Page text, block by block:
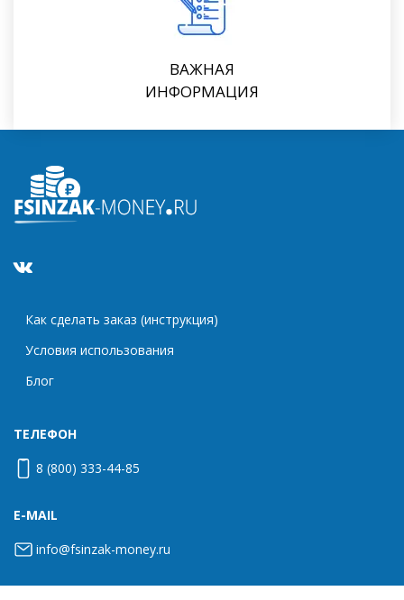
ВАЖНАЯ
ИНФОРМАЦИЯ
Как сделать заказ (инструкция)
Условия использования
Блог
ТЕЛЕФОН
8 (800) 333-44-85
E-MAIL
info@fsinzak-money.ru